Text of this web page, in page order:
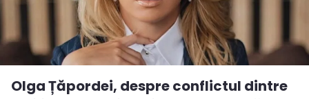
Olga Țăpordei, despre conflictul dintre